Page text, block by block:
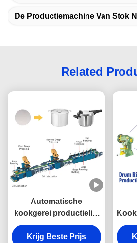
De Productiemachine Van Stok
Related
Automatische
kookgerei productielijn
servomotor roestvrij
staal pot maken
Krijg Beste Prijs